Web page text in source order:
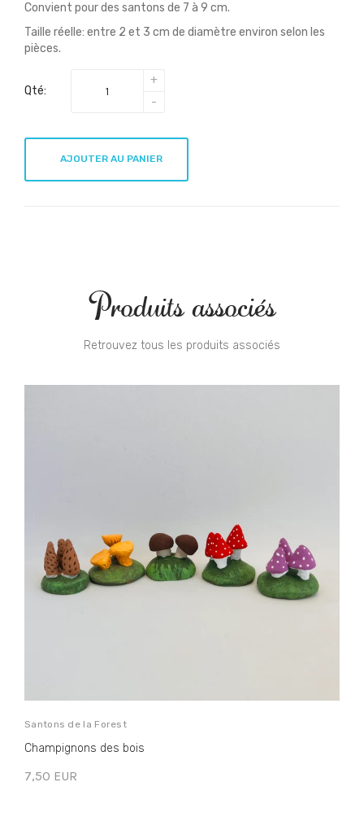
Convient pour des santons de 7 à 9 cm.
Taille réelle: entre 2 et 3 cm de diamètre environ selon les
pièces.
Qté:
AJOUTER AU PANIER
Produits associés
Retrouvez tous les produits associés
Santons de la Forest
Champignons des bois
7,50 EUR